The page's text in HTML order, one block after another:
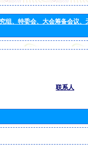
组、特委会、大会筹备会议
联系人